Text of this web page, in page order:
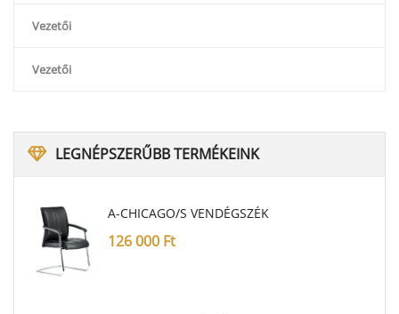
Vezetői
Vezetői
LEGNÉPSZERŰBBTERMÉKEINK
A-CHICAGO/S VENDÉGSZÉK
126 000 Ft